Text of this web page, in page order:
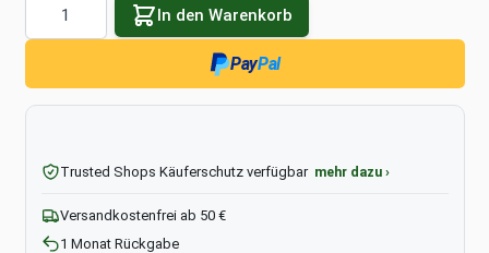
In den Warenkorb
PayPal
Trusted Shops Käuferschutz verfügbar mehr dazu ›
Versandkostenfrei ab 50 €
1 Monat Rückgabe